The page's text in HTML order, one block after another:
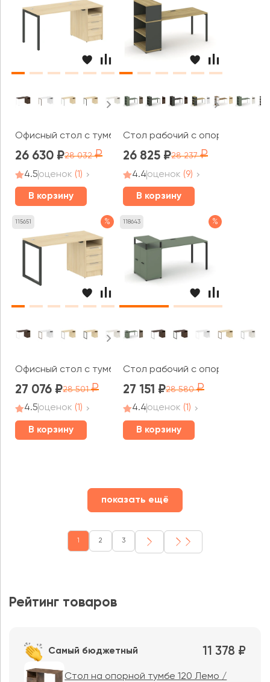
Офисный стол с тумбой на П-образном м/к
26 630 28 032
4.5оценок (1)
В корзину
Стол рабочий с опорным
26 825 28 237
4.4оценок (9)
В корзину
115651 %
Офисный стол с тумбой на О-образном м/к
27 076 28 501
4.5оценок (1)
В корзину
118643 %
Стол рабочий с опорным
27 151 28 580
4.4оценок (1)
В корзину
показать ещё
1 2 3
Рейтинг товаров
Самый бюджетный 11 378 ₽
Стол на опорной тумбе 120 Лемо /